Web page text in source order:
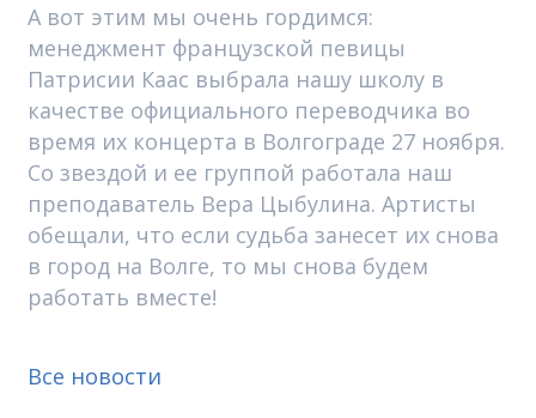
А вот этим мы очень гордимся:
менеджмент французской певицы
Патрисии Каас выбрала нашу школу в
качестве официального переводчика во
время их концерта в Волгограде 27 ноября.
Со звездой и ее группой работала наш
преподаватель Вера Цыбулина. Артисты
обещали, что если судьба занесет их снова
в город на Волге, то мы снова будем
работать вместе!
Все новости